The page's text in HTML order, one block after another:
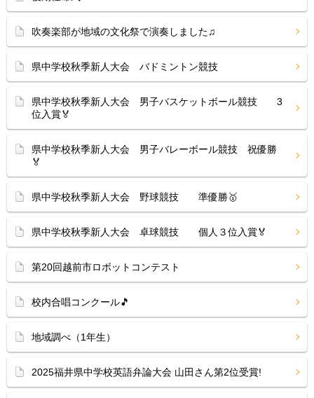
吹奏楽部が地域の文化祭で演奏しました♫
県中学校秋季新人大会 バドミントン競技
県中学校秋季新人大会 男子バスケットボール競技 3
位入賞🏅
県中学校秋季新人大会 男子バレーボール競技 祝優勝
🏅
県中学校秋季新人大会 野球競技 準優勝🥇
県中学校秋季新人大会 卓球競技 個人３位入賞🏅
第20回越前市ロボットコンテスト
校内合唱コンクール🎵
地域調べ（1年生）
2025福井県中学校英語弁論大会 山田さん第2位受賞!